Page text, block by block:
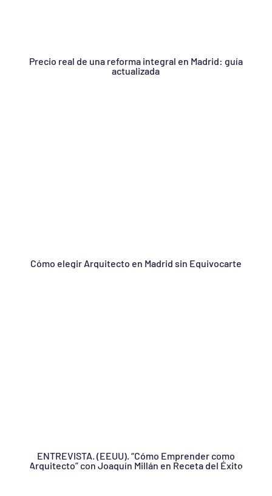
Precio real de una reforma integral en Madrid: guía
actualizada
Cómo elegir Arquitecto en Madrid sin Equivocarte
ENTREVISTA. (EEUU). “Cómo Emprender como
Arquitecto” con Joaquín Millán en Receta del Éxito